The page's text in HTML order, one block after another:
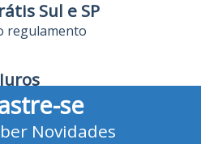
Sul e SP
regulamento
de Créditose
Novidades